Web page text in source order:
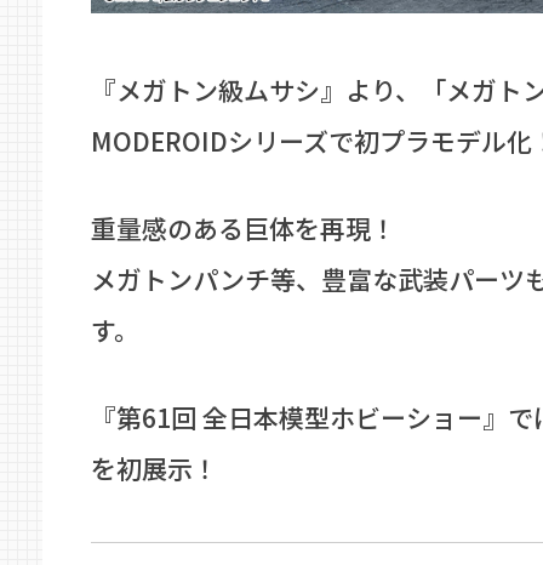
『メガトン級ムサシ』より、「メガト
MODEROIDシリーズで初プラモデル化
重量感のある巨体を再現！
メガトンパンチ等、豊富な武装パーツ
す。
『第61回 全日本模型ホビーショー』
を初展示！